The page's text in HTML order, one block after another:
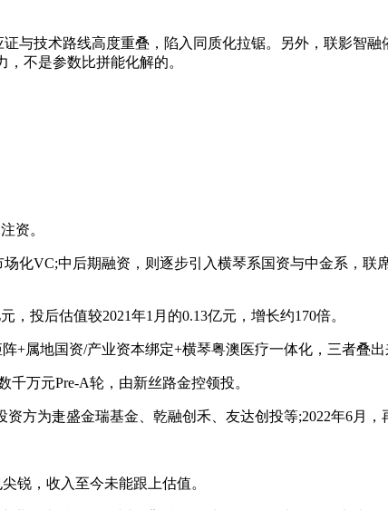
技术路线高度重叠，陷入同质化拉锯。另外，联影智融
不是参数比拼能化解的。
资。
VC;中后期融资，则逐步引入横琴系国资与中金系，联席
投后估值较2021年1月的0.13亿元，增长约170倍。
地国资/产业资本绑定+横琴粤澳医疗一体化，三者叠出
万元Pre-A轮，由新丝路金控领投。
为疌盛金瑞基金、乾融创禾、友达创投等;2022年6月，
，收入至今未能跟上估值。